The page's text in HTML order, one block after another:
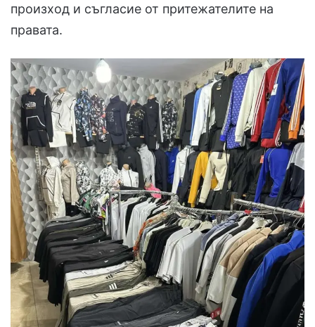
произход и съгласие от притежателите на
правата.